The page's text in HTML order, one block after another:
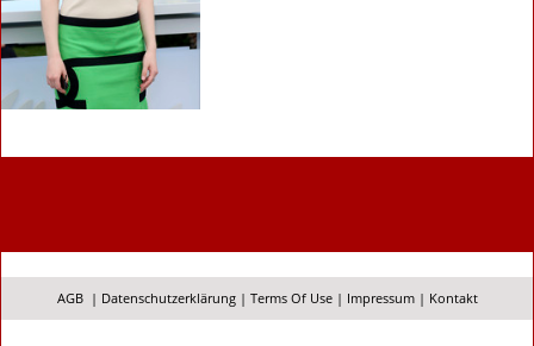
AGB | Datenschutzerklärung| Terms Of Use| Impressum| Kontakt